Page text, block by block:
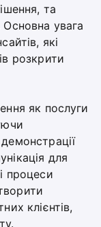
та
увага
які
розкрити
як послуги
для
процеси
клієнтів,